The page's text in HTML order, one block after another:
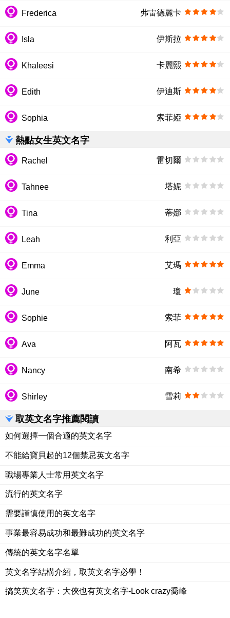
Frederica 弗雷德麗卡
Isla 伊斯拉
Khaleesi 卡麗熙
Edith 伊迪斯
Sophia 索菲婭
熱點女生英文名字
Rachel 雷切爾
Tahnee 塔妮
Tina 蒂娜
Leah 利亞
Emma 艾瑪
June 瓊
Sophie 索菲
Ava 阿瓦
Nancy 南希
Shirley 雪莉
取英文名字推薦閱讀
如何選擇一個合適的英文名字
不能給寶貝起的12個禁忌英文名字
職場專業人士常用英文名字
流行的英文名字
需要謹慎使用的英文名字
事業最容易成功和最難成功的英文名字
傳統的英文名字名單
英文名字結構介紹，取英文名字必學！
搞笑英文名字：大俠也有英文名字-Look crazy喬峰